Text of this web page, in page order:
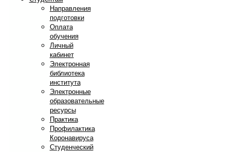
Направления
подготовки
Оплата
обучения
Личный
кабинет
Электронная
библиотека
института
Электронные
образовательные
ресурсы
Практика
Профилактика
Коронавируса
Студенческий